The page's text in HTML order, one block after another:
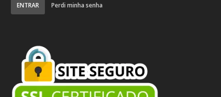
ENTRAR Perdi minha senha